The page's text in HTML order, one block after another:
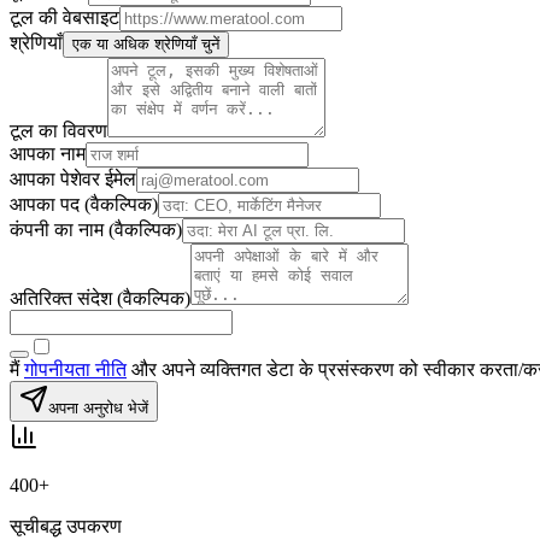
टूल की वेबसाइट
श्रेणियाँ एक या अधिक श्रेणियाँ चुनें
टूल का विवरण
आपका नाम
आपका पेशेवर ईमेल
आपका पद (वैकल्पिक)
कंपनी का नाम (वैकल्पिक)
अतिरिक्त संदेश (वैकल्पिक)
मैंगोपनीयता नीतिऔर अपने व्यक्तिगत डेटा के प्रसंस्करण को स्वीकार करता/
अपना अनुरोध भेजें
400+
सूचीबद्ध उपकरण